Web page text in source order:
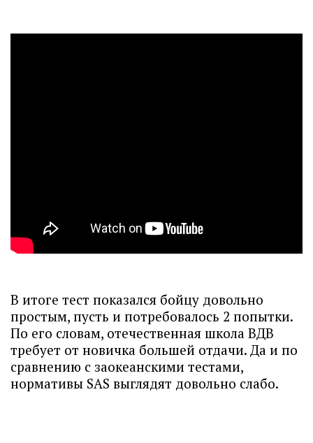
В итоге тест показался бойцу довольно
простым, пусть и потребовалось 2 попытки.
По его словам, отечественная школа ВДВ
требует от новичка большей отдачи. Да и по
сравнению с заокеанскими тестами,
нормативы SAS выглядят довольно слабо.